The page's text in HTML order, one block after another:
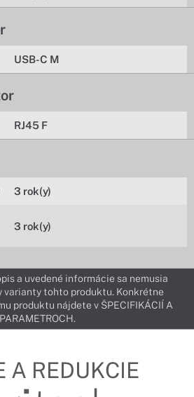
USB-C M
RJ45 F
3 rok(y)
3 rok(y)
a uvedené informácie sa nemusia
varianty tohto produktu. Konkrétne
produktu nájdete v ŠPECIFIKÁCIÍ A
PARAMETROCH.
A REDUKCIE